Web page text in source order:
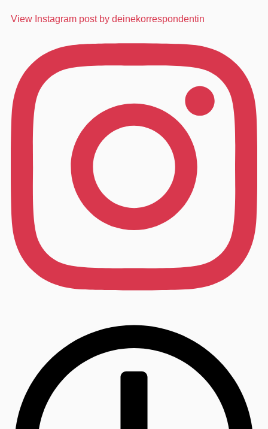
View Instagram post by deinekorrespondentin